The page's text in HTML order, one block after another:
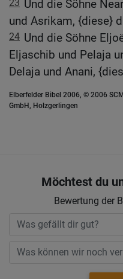
23 Und die Söhne
und Asrikam, {diese}
24 Und die Söhne
Eljaschib und Pelaja
Delaja und Anani,
Elberfelder Bibel 2006, © 2006
GmbH, Holzgerlingen
Möchtest du
Bewertung der